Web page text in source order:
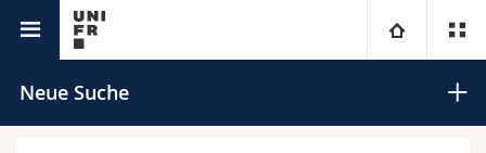
Universität
Neue Suche